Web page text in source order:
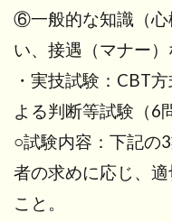
⑥一般的な知識（心
い、接遇（マナー）
・実技試験：CBT
よる判断等試験（6
○試験内容：下記の
者の求めに応じ、
こと。